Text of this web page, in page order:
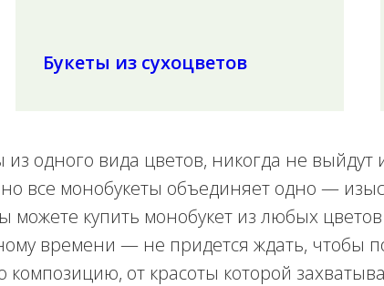
Букеты из сухоцветов
из одного вида цветов, никогда не
все монобукеты объединяет одно —
можете купить монобукет из любых цветов
времени — не придется ждать, чтобы
композицию, от красоты которой